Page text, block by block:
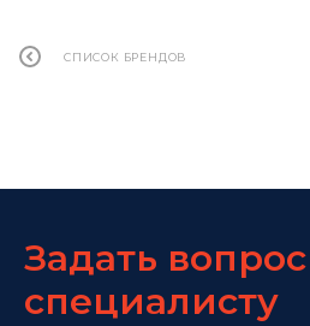
СПИСОК БРЕНДОВ
Задать вопрос
специалисту